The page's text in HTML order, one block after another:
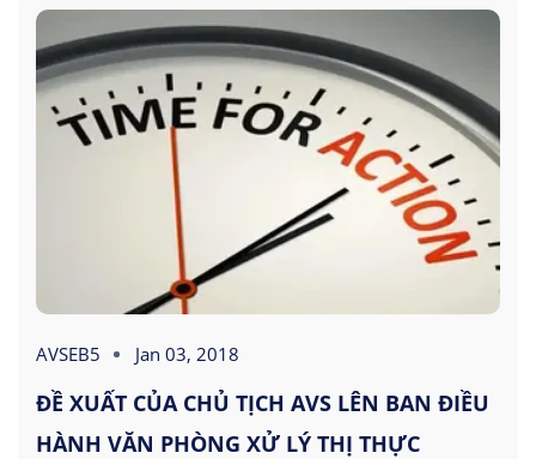
AVSEB5 Jan 03, 2018
ĐỀ XUẤT CỦA CHỦ TỊCH AVS LÊN BAN ĐIỀU
HÀNH VĂN PHÒNG XỬ LÝ THỊ THỰC